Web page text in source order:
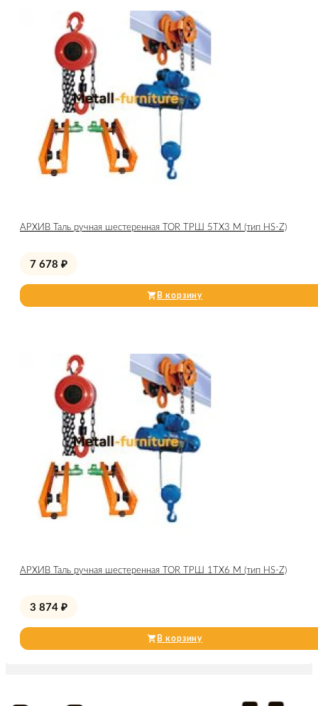
АРХИВ Таль ручная шестеренная TOR ТРШ 5ТХ3 М (тип HS-Z)
7 678 ₽
В корзину
АРХИВ Таль ручная шестеренная TOR ТРШ 1ТХ6 М (тип HS-Z)
3 874 ₽
В корзину